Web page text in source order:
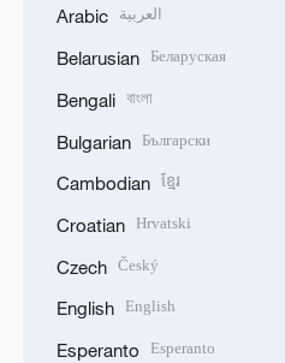
Arabic العربية
Belarusian Беларуская
Bengali বাংলা
Bulgarian Български
Cambodian ខ្មែរ
Croatian Hrvatski
Czech Český
English English
Esperanto Esperanto